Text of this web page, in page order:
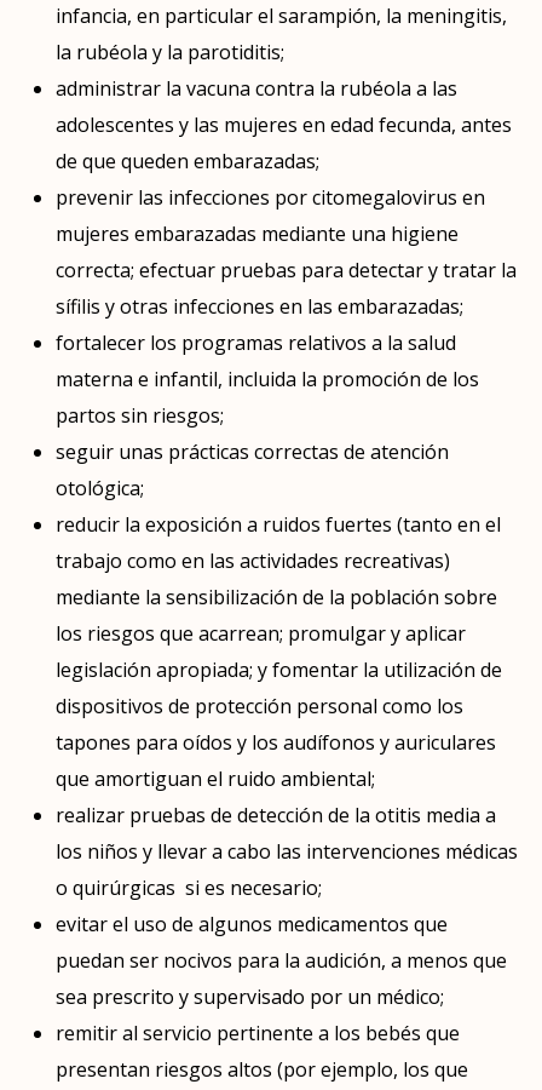
infancia, en particular el sarampión, la meningitis,
la rubéola y la parotiditis;
administrar la vacuna contra la rubéola a las
adolescentes y las mujeres en edad fecunda, antes
de que queden embarazadas;
prevenir las infecciones por citomegalovirus en
mujeres embarazadas mediante una higiene
correcta; efectuar pruebas para detectar y tratar la
sífilis y otras infecciones en las embarazadas;
fortalecer los programas relativos a la salud
materna e infantil, incluida la promoción de los
partos sin riesgos;
seguir unas prácticas correctas de atención
otológica;
reducir la exposición a ruidos fuertes (tanto en el
trabajo como en las actividades recreativas)
mediante la sensibilización de la población sobre
los riesgos que acarrean; promulgar y aplicar
legislación apropiada; y fomentar la utilización de
dispositivos de protección personal como los
tapones para oídos y los audífonos y auriculares
que amortiguan el ruido ambiental;
realizar pruebas de detección de la otitis media a
los niños y llevar a cabo las intervenciones médicas
o quirúrgicas si es necesario;
evitar el uso de algunos medicamentos que
puedan ser nocivos para la audición, a menos que
sea prescrito y supervisado por un médico;
remitir al servicio pertinente a los bebés que
presentan riesgos altos (por ejemplo, los que